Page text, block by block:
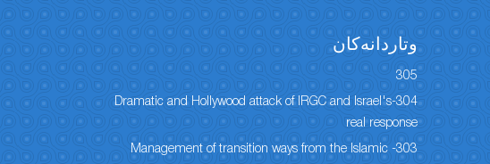
وتاردانەكان
305
304-Dramatic and Hollywood attack of IRGC and Israel's
real response
303- Management of transition ways from the Islamic